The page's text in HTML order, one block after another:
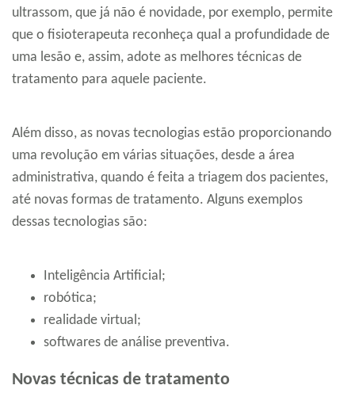
ultrassom, que já não é novidade, por exemplo, permite
que o fisioterapeuta reconheça qual a profundidade de
uma lesão e, assim, adote as melhores técnicas de
tratamento para aquele paciente.
Além disso, as novas tecnologias estão proporcionando
uma revolução em várias situações, desde a área
administrativa, quando é feita a triagem dos pacientes,
até novas formas de tratamento. Alguns exemplos
dessas tecnologias são:
Inteligência Artificial;
robótica;
realidade virtual;
softwares de análise preventiva.
Novas técnicas de tratamento